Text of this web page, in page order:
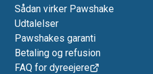
Sådan virker Pawshake
Udtalelser
Pawshakes garanti
Betaling og refusion
FAQ for dyreejere